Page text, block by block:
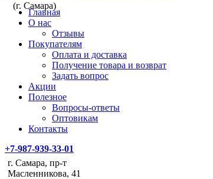
(г. Самара)
Главная
О нас
Отзывы
Покупателям
Оплата и доставка
Получение товара и возврат
Задать вопрос
Акции
Полезное
Вопросы-ответы
Оптовикам
Контакты
+7-987-939-33-01
г. Самара, пр-т
Масленникова, 41